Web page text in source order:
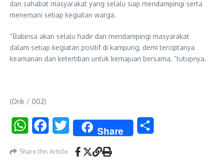
dan sahabat masyarakat yang selalu siap mendampingi serta
menemani setiap kegiatan warga.
“Babinsa akan selalu hadir dan mendampingi masyarakat
dalam setiap kegiatan positif di kampung, demi terciptanya
keamanan dan ketertiban untuk kemajuan bersama, “tutupnya.
(Orik / 002)
WhatsAppFacebookTwitter Share
Share this Article